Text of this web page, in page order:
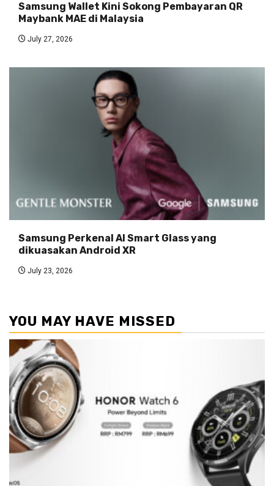
Samsung Wallet Kini Sokong Pembayaran QR
Maybank MAE di Malaysia
July 27, 2026
Samsung Perkenal AI Smart Glass yang
dikuasakan Android XR
July 23, 2026
YOU MAY HAVE MISSED